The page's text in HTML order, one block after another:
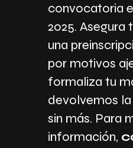
convocatoria
2025. Asegura
una
por motivos
formaliza tu
devolvemos
sin más. Para
información,